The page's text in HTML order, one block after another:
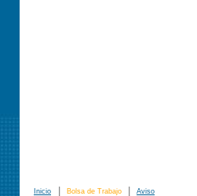
Inicio Bolsa de Trabajo Aviso